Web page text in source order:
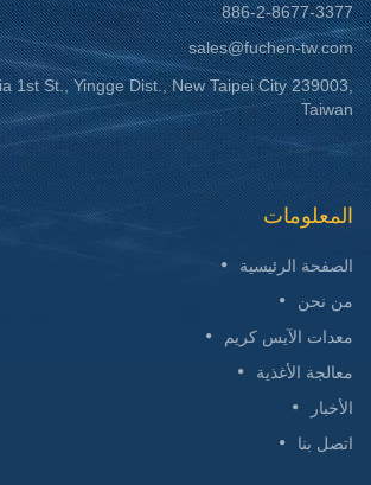
886-2-8677-3377
sales@fuchen-tw.com
1st St., Yingge Dist., New Taipei City 239003,
Taiwan
المعلومات
الصفحة الرئيسية
من نحن
معدات الآيس كريم
معالجة الأغذية
الأخبار
اتصل بنا